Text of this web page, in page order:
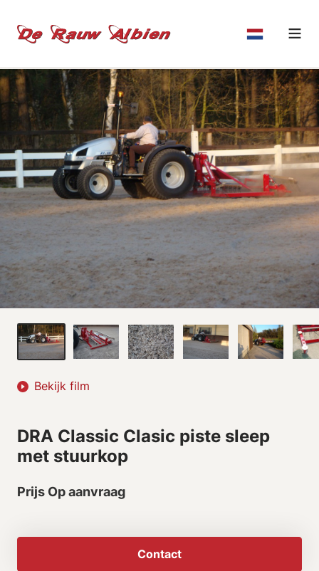
Bekijk film
DRA Classic Clasic piste sleep
met stuurkop
Prijs Op aanvraag
Contact